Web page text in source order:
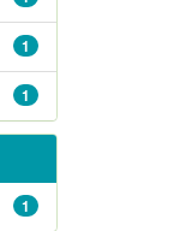
1
1
1